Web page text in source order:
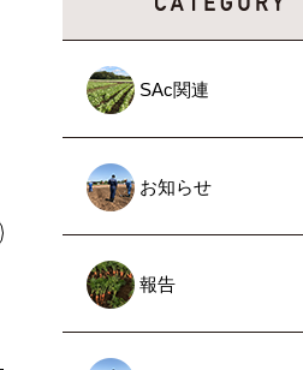
SAc関連
お知らせ
報告